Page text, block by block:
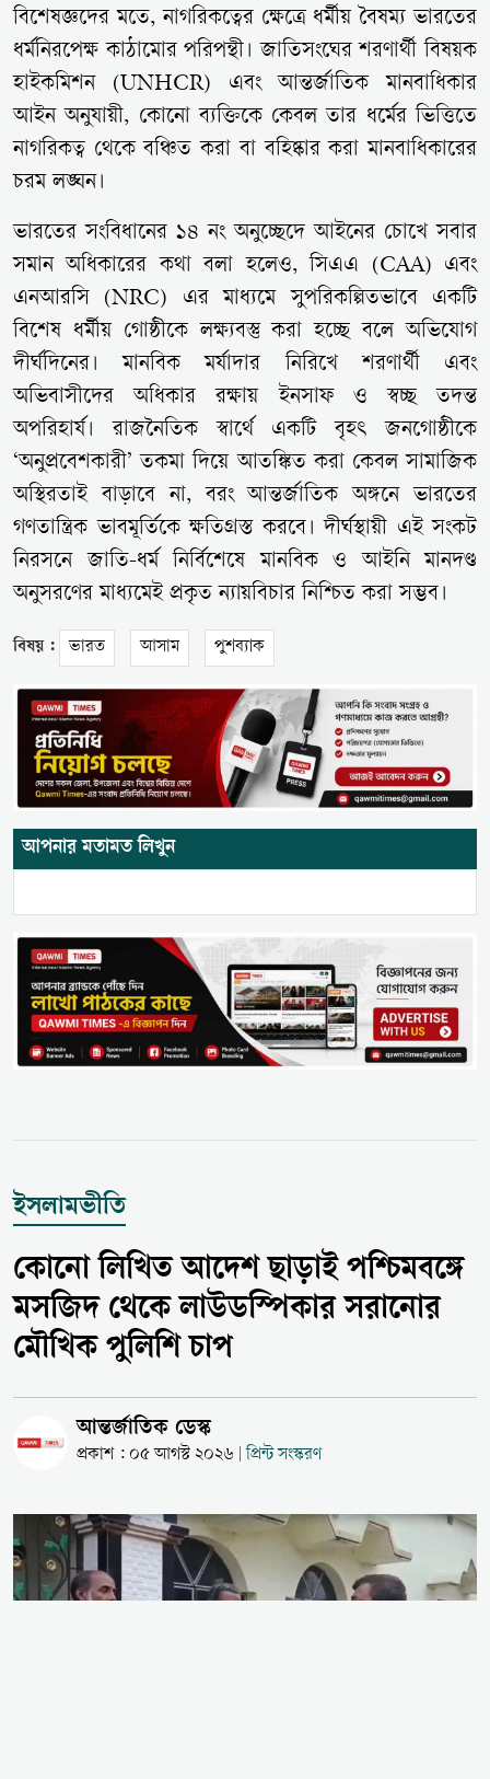
বিশেষজ্ঞদের মতে, নাগরিকত্বের ক্ষেত্রে ধর্মীয় বৈষম্য ভারতের
ধর্মনিরপেক্ষ কাঠামোর পরিপন্থী। জাতিসংঘের শরণার্থী বিষয়ক
হাইকমিশন (UNHCR) এবং আন্তর্জাতিক মানবাধিকার
আইন অনুযায়ী, কোনো ব্যক্তিকে কেবল তার ধর্মের ভিত্তিতে
নাগরিকত্ব থেকে বঞ্চিত করা বা বহিষ্কার করা মানবাধিকারের
চরম লঙ্ঘন।
ভারতের সংবিধানের ১৪ নং অনুচ্ছেদে আইনের চোখে সবার
সমান অধিকারের কথা বলা হলেও, সিএএ (CAA) এবং
এনআরসি (NRC) এর মাধ্যমে সুপরিকল্পিতভাবে একটি
বিশেষ ধর্মীয় গোষ্ঠীকে লক্ষ্যবস্তু করা হচ্ছে বলে অভিযোগ
দীর্ঘদিনের। মানবিক মর্যাদার নিরিখে শরণার্থী এবং
অভিবাসীদের অধিকার রক্ষায় ইনসাফ ও স্বচ্ছ তদন্ত
অপরিহার্য। রাজনৈতিক স্বার্থে একটি বৃহৎ জনগোষ্ঠীকে
‘অনুপ্রবেশকারী’ তকমা দিয়ে আতঙ্কিত করা কেবল সামাজিক
অস্থিরতাই বাড়াবে না, বরং আন্তর্জাতিক অঙ্গনে ভারতের
গণতান্ত্রিক ভাবমূর্তিকে ক্ষতিগ্রস্ত করবে। দীর্ঘস্থায়ী এই সংকট
নিরসনে জাতি-ধর্ম নির্বিশেষে মানবিক ও আইনি মানদণ্ড
অনুসরণের মাধ্যমেই প্রকৃত ন্যায়বিচার নিশ্চিত করা সম্ভব।
বিষয় : ভারত আসাম পুশব্যাক
আপনার মতামত লিখুন
ইসলামভীতি
কোনো লিখিত আদেশ ছাড়াই পশ্চিমবঙ্গে
মসজিদ থেকে লাউডস্পিকার সরানোর
মৌখিক পুলিশি চাপ
আন্তর্জাতিক ডেস্ক
প্রকাশ : ০৫ আগস্ট ২০২৬ প্রিন্ট সংস্করণ